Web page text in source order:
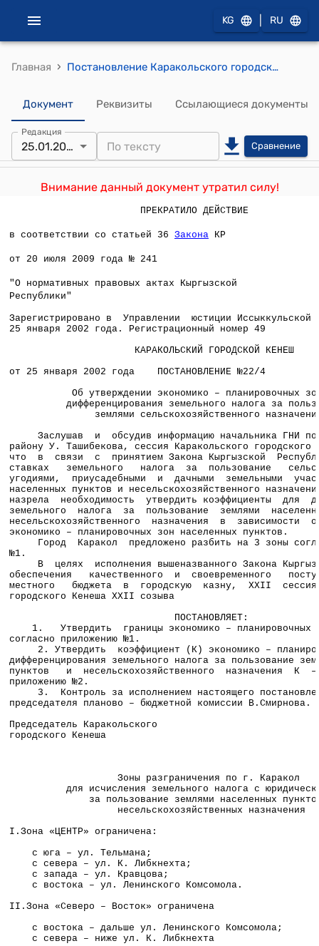
KG RU
Главная › Постановление Каракольского городского кенеша КР от 25 января 2002 года № 22/4 "Об утверждении экономико – планировочных зон для дифференцирования земельного налога за пользование землями сельскохозяйственного назначения"
Документ Реквизиты Ссылающиеся документы
Редакция
25.01.2002 Сравнение
Внимание данный документ утратил силу!